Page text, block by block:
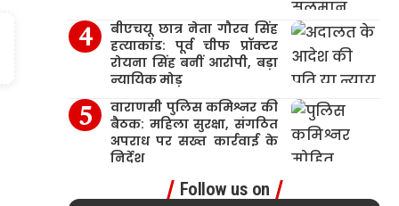
बीएचयू छात्र नेता गौरव सिंह
हत्याकांड: पूर्व चीफ प्रॉक्टर
रोयना सिंह बनीं आरोपी, बड़ा
न्यायिक मोड़
वाराणसी पुलिस कमिश्नर की
बैठक: महिला सुरक्षा, संगठित
अपराध पर सख्त कार्रवाई के
निर्देश
Follow us on